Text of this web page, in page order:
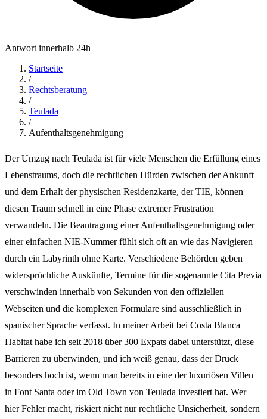
Antwort innerhalb 24h
Startseite
/
Rechtsberatung
/
Teulada
/
Aufenthaltsgenehmigung
Der Umzug nach Teulada ist für viele Menschen die Erfüllung eines
Lebenstraums, doch die rechtlichen Hürden zwischen der Ankunft
und dem Erhalt der physischen Residenzkarte, der TIE, können
diesen Traum schnell in eine Phase extremer Frustration
verwandeln. Die Beantragung einer Aufenthaltsgenehmigung oder
einer einfachen NIE-Nummer fühlt sich oft an wie das Navigieren
durch ein Labyrinth ohne Karte. Verschiedene Behörden geben
widersprüchliche Auskünfte, Termine für die sogenannte Cita Previa
verschwinden innerhalb von Sekunden von den offiziellen
Webseiten und die komplexen Formulare sind ausschließlich in
spanischer Sprache verfasst. In meiner Arbeit bei Costa Blanca
Habitat habe ich seit 2018 über 300 Expats dabei unterstützt, diese
Barrieren zu überwinden, und ich weiß genau, dass der Druck
besonders hoch ist, wenn man bereits in eine der luxuriösen Villen
in Font Santa oder im Old Town von Teulada investiert hat. Wer
hier Fehler macht, riskiert nicht nur rechtliche Unsicherheit, sondern